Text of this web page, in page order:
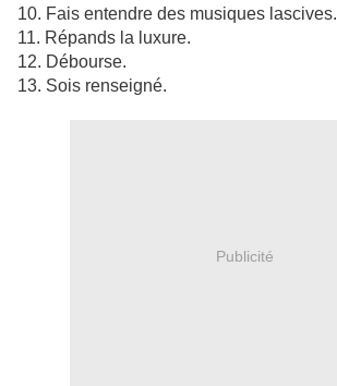
10. Fais entendre des musiques lascives.
11. Répands la luxure.
12. Débourse.
13. Sois renseigné.
Publicité